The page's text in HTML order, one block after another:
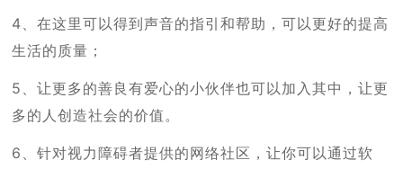
4、在这里可以得到声音的指引和帮助，可以更好的提高
生活的质量；
5、让更多的善良有爱心的小伙伴也可以加入其中，让更
多的人创造社会的价值。
6、针对视力障碍者提供的网络社区，让你可以通过软